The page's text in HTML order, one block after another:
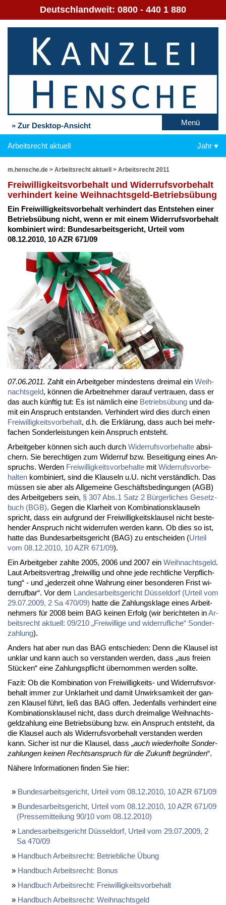
Deutschlandweit: 0800 - 440 1 880
» Zur Desktop-Ansicht Menü
Arbeitsrecht aktuell Jahr
m.hensche.de > Arbeitsrecht aktuell > Arbeitsrecht 2011
Frei­wil­lig­keits­vor­be­halt und Wi­der­rufs­vor­be­halt
ver­hin­dert kei­ne Weih­nachts­geld-Be­triebs­übung
Ein Frei­wil­lig­keits­vor­be­halt ver­hin­dert das Ent­ste­hen ei­ner
Be­triebs­übung nicht, wenn er mit ei­nem Wi­der­rufs­vor­be­halt
kom­bi­niert wird: Bun­des­ar­beits­ge­richt, Ur­teil vom
08.12.2010, 10 AZR 671/09
07.06.2011. Zahlt ein Ar­beit­ge­ber min­des­tens drei­mal ein Weih­
nachts­geld, kön­nen die Ar­beit­neh­mer dar­auf ver­trau­en, dass er
das auch künf­tig tut: Es ist näm­lich ei­ne Be­triebs­übung und da­
mit ein An­spruch ent­stan­den. Ver­hin­dert wird dies durch ei­nen
Frei­wil­lig­keits­vor­be­halt, d.h. die Er­klä­rung, dass auch bei mehr­
fa­chen Son­der­leis­tun­gen kein An­spruch ent­steht.
Ar­beit­ge­ber kön­nen sich auch durch Wi­der­rufs­vor­be­hal­te ab­si­
chern. Sie be­rech­ti­gen zum Wi­der­ruf bzw. Be­sei­ti­gung ei­nes An­
spruchs. Wer­den Frei­wil­lig­keits­vor­be­hal­te mit Wi­der­rufs­vor­be­
hal­ten kom­bi­niert, sind die Klau­seln u.U. nicht ver­ständ­lich. Das
müs­sen sie aber als All­ge­mei­ne Ge­schäfts­be­din­gun­gen (AGB)
des Ar­beit­ge­bers sein, § 307 Abs.1 Satz 2 Bür­ger­li­ches Ge­setz­
buch (BGB). Ge­gen die Klar­heit von Kom­bi­na­ti­ons­klau­seln
spricht, dass ein auf­grund der Frei­wil­lig­keits­klau­sel nicht be­ste­
hen­der An­spruch nicht wi­der­ru­fen wer­den kann. Ob dies so ist,
hat­te das Bun­des­ar­beits­ge­richt (BAG) zu ent­schei­den (Ur­teil
vom 08.12.2010, 10 AZR 671/09).
Ein Ar­beit­ge­ber zahl­te 2005, 2006 und 2007 ein Weih­nachts­geld.
Laut Ar­beits­ver­trag „frei­wil­lig und oh­ne je­de recht­li­che Ver­pflich­
tung“ - und „je­der­zeit oh­ne Wah­rung ei­ner be­son­de­ren Frist wi­
der­ruf­bar“. Vor dem Lan­des­ar­beits­ge­richt Düs­sel­dorf (Ur­teil vom
29.07.2009, 2 Sa 470/09) hat­te die Zah­lungs­kla­ge ei­nes Ar­beit­
neh­mers für 2008 beim BAG kei­nen Er­folg (wir be­rich­te­ten inAr­
beits­recht ak­tu­ell: 09/210 „Frei­wil­li­ge und wi­der­ruf­li­che“ Son­der­
zah­lung).
An­ders hat aber nun das BAG ent­schie­den: Denn die Klau­sel ist
un­klar und kann auch so ver­stan­den wer­den, dass „aus frei­en
Stü­cken“ ei­ne Zah­lungs­pflicht über­nom­men wer­den soll­te.
Fa­zit: Ob die Kom­bi­na­ti­on von Frei­wil­lig­keits- und Wi­der­rufs­vor­
be­halt im­mer zur Un­klar­heit und da­mit Un­wirk­sam­keit der gan­
zen Klau­sel führt, ließ das BAG of­fen. Je­den­falls ver­hin­dert ei­ne
Kom­bi­na­ti­ons­klau­sel nicht, dass durch drei­ma­li­ge Weih­nachts­
geld­zah­lung ei­ne Be­triebs­übung bzw. ein An­spruch ent­steht, da
die Klau­sel auch als Wi­der­rufs­vor­be­halt ver­stan­den wer­den
kann. Si­cher ist nur die Klau­sel, dass „auch wie­der­hol­te Son­der­
zah­lun­gen kei­nen Rechts­an­spruch für die Zu­kunft be­grün­den“.
Nä­he­re In­for­ma­tio­nen fin­den Sie hier:
Bun­des­ar­beits­ge­richt, Ur­teil vom 08.12.2010, 10 AZR 671/09
Bun­des­ar­beits­ge­richt, Ur­teil vom 08.12.2010, 10 AZR 671/09
(Pres­se­mit­tei­lung 90/10 vom 08.12.2010)
Lan­des­ar­beits­ge­richt Düs­sel­dorf, Ur­teil vom 29.07.2009, 2
Sa 470/09
Hand­buch Ar­beits­recht: Be­trieb­li­che Übung
Hand­buch Ar­beits­recht: Bo­nus
Hand­buch Ar­beits­recht: Frei­wil­lig­keits­vor­be­halt
Hand­buch Ar­beits­recht: Weih­nachts­geld